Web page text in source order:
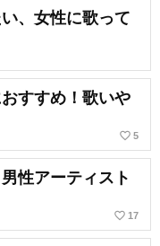
、女性に歌って
すすめ！歌いや
favorite_border 5
性アーティスト
favorite_border 17